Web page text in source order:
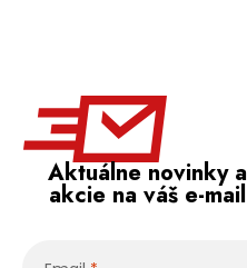
Aktuálne novinky a
akcie na váš e-mail